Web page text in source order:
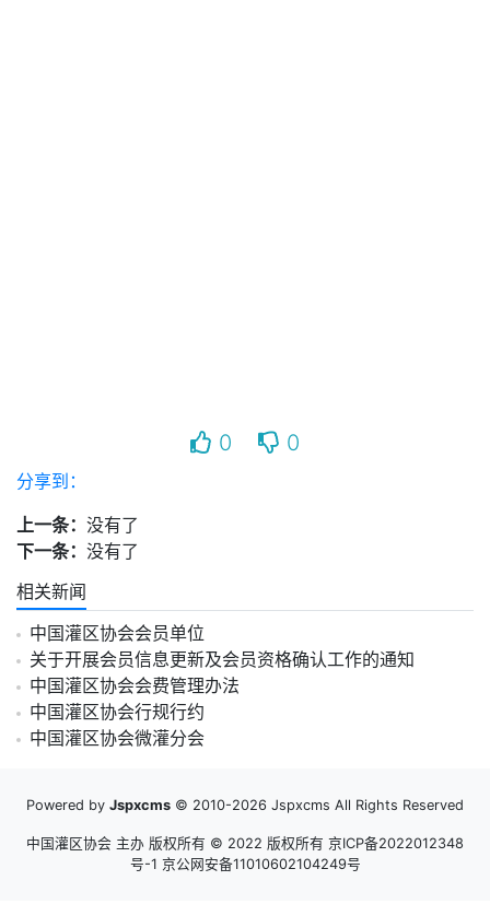
0 0
分享到：
上一条： 没有了
下一条： 没有了
相关新闻
中国灌区协会会员单位
关于开展会员信息更新及会员资格确认工作的通知
中国灌区协会会费管理办法
中国灌区协会行规行约
中国灌区协会微灌分会
Powered by Jspxcms © 2010-2026 Jspxcms All Rights Reserved
中国灌区协会 主办 版权所有 © 2022 版权所有 京ICP备2022012348
号-1 京公网安备11010602104249号